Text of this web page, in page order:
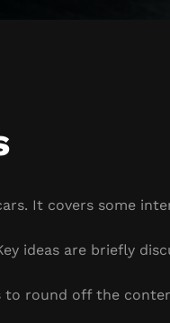
It covers some
ideas are briefly
to round off the